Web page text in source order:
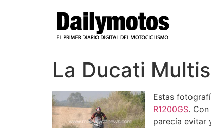
La Ducati
Estas
R1200GS.
parecía evitar